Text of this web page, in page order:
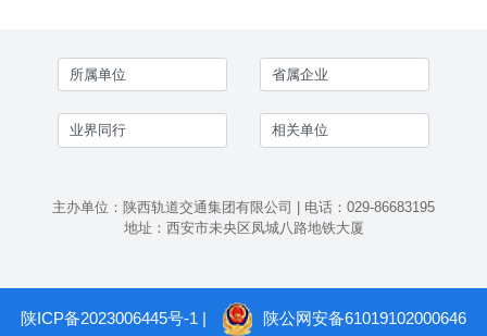
主办单位：陕西轨道交通集团有限公司 | 电话：029-86683195
地址：西安市未央区凤城八路地铁大厦
陕ICP备2023006445号-1 | 陕公网安备61019102000646